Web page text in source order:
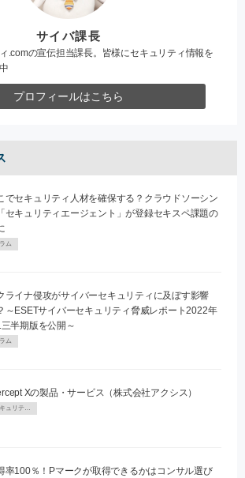
サイバ課長
.comの宣伝担当課長。皆様にセキュリティ情報を
プロフィールはこちら
でセキュリティ人材を確保する？クラウドソーシン
セキュリティエージェント」が登録セキスペ課題の
ム
ライナ侵攻がサイバーセキュリティに及ぼす影響
～ESETサイバーセキュリティ脅威レポート2022年
半期版を公開～
ム
Xの製品・サービス（株式会社アクシス）
セキュリティPR
率100％！Pマークが取得できるかはコンサル選び